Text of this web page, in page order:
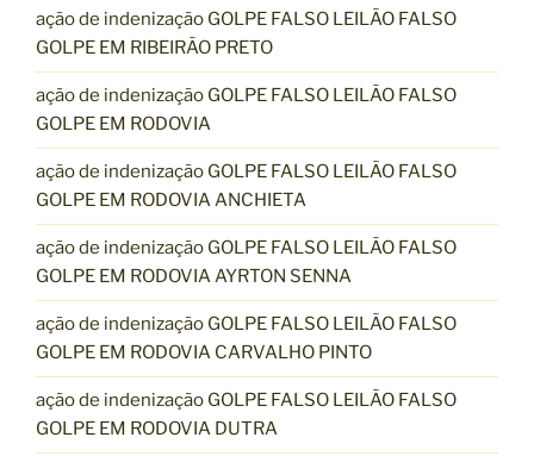
ação de indenização GOLPE FALSO LEILÃO FALSO
GOLPE EM RIBEIRÃO PRETO
ação de indenização GOLPE FALSO LEILÃO FALSO
GOLPE EM RODOVIA
ação de indenização GOLPE FALSO LEILÃO FALSO
GOLPE EM RODOVIA ANCHIETA
ação de indenização GOLPE FALSO LEILÃO FALSO
GOLPE EM RODOVIA AYRTON SENNA
ação de indenização GOLPE FALSO LEILÃO FALSO
GOLPE EM RODOVIA CARVALHO PINTO
ação de indenização GOLPE FALSO LEILÃO FALSO
GOLPE EM RODOVIA DUTRA